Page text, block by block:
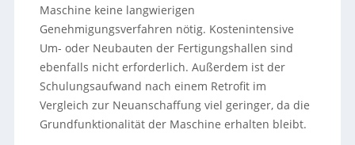
Maschine keine langwierigen
Genehmigungsverfahren nötig. Kostenintensive
Um- oder Neubauten der Fertigungshallen sind
ebenfalls nicht erforderlich. Außerdem ist der
Schulungsaufwand nach einem Retrofit im
Vergleich zur Neuanschaffung viel geringer, da die
Grundfunktionalität der Maschine erhalten bleibt.